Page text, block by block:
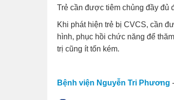
Trẻ cần được tiêm chủng đầy đủ
Khi phát hiện trẻ bị CVCS, cần
hình, phục hồi chức năng để
trị cũng ít tốn kém.
Bệnh viện Nguyễn Tri Phương